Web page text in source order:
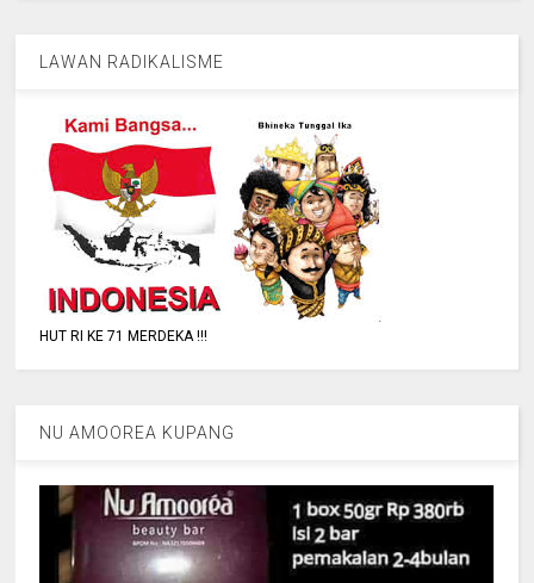
LAWAN RADIKALISME
HUT RI KE 71 MERDEKA !!!
NU AMOOREA KUPANG